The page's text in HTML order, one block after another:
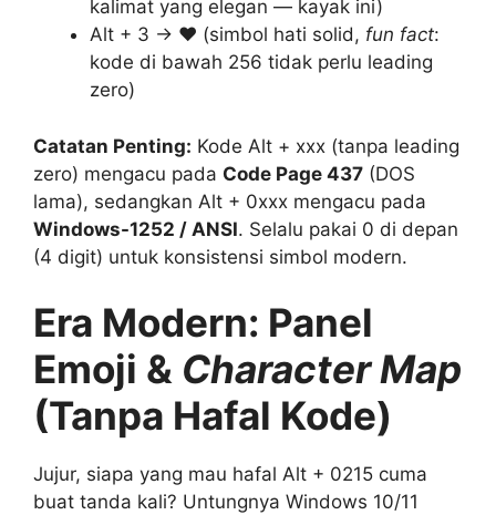
kalimat yang elegan — kayak ini)
Alt + 3 → ♥ (simbol hati solid, fun fact:
kode di bawah 256 tidak perlu leading
zero)
Catatan Penting: Kode Alt + xxx (tanpa leading
zero) mengacu pada Code Page 437 (DOS
lama), sedangkan Alt + 0xxx mengacu pada
Windows-1252 / ANSI. Selalu pakai 0 di depan
(4 digit) untuk konsistensi simbol modern.
Era Modern: Panel
Emoji & Character Map
(Tanpa Hafal Kode)
Jujur, siapa yang mau hafal Alt + 0215 cuma
buat tanda kali? Untungnya Windows 10/11